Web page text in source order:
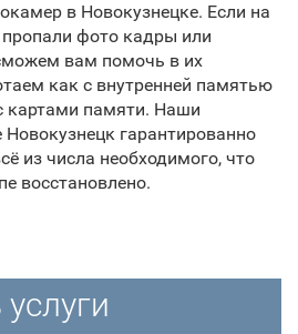
в Новокузнецке. Если на
фото кадры или
вам помочь в их
как с внутренней памятью
картами памяти. Наши
Новокузнецк гарантированно
из числа необходимого, что
восстановлено.